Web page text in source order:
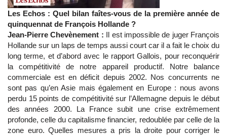
Les Echos : Quel bilan faîtes-vous de la première année de
quinquennat de François Hollande ?
Jean-Pierre Chevènement : Il est impossible de juger François
Hollande sur un laps de temps aussi court car il a fait le choix du
long terme, et d’abord avec le rapport Gallois, pour reconquérir
la compétitivité de notre appareil productif. Notre balance
commerciale est en déficit depuis 2002. Nos concurrents ne
sont pas qu’en Asie mais également en Europe : nous avons
perdu 15 points de compétitivité sur l’Allemagne depuis le début
des années 2000. La France subit une crise extrêmement
profonde, celle du capitalisme financier, redoublée par celle de la
zone euro. Quelles mesures a pris la droite pour corriger le